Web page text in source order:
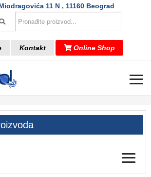
11 N , 11160 Beograd
Kontakt Online Shop
≡
≡